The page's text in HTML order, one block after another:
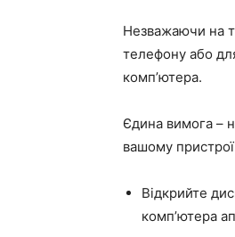
Незважаючи на
телефону або
комп’ютера.
Єдина вимога –
вашому пристрої
Відкрийте
комп’ютера